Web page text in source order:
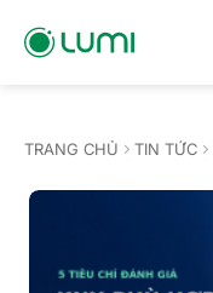
qua
TRANG CHỦ TIN TỨC